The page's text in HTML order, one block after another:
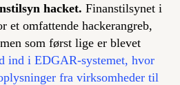
hacket. Finanstilsynet i
et omfattende hackerangreb,
som først lige er blevet
ind i EDGAR-systemet, hvor
fra virksomheder til